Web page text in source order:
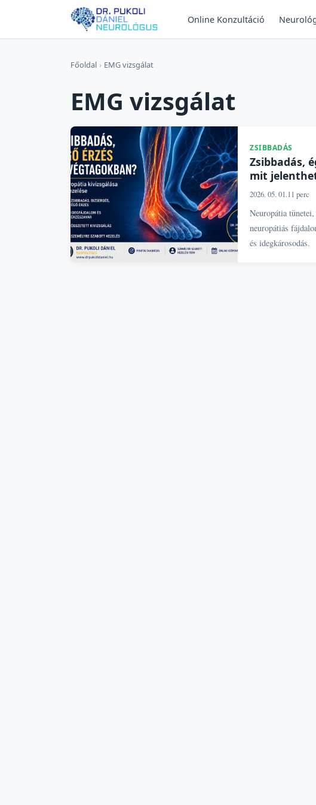
Online Konzultáció
Főoldal › EMG vizsgálat
EMG vizsgálat
ZSIBBADÁS
Zsibbadás,
mit
2026. 05. 01.11 perc
Neuropátia
neuropátiás
és idegkárosodás.